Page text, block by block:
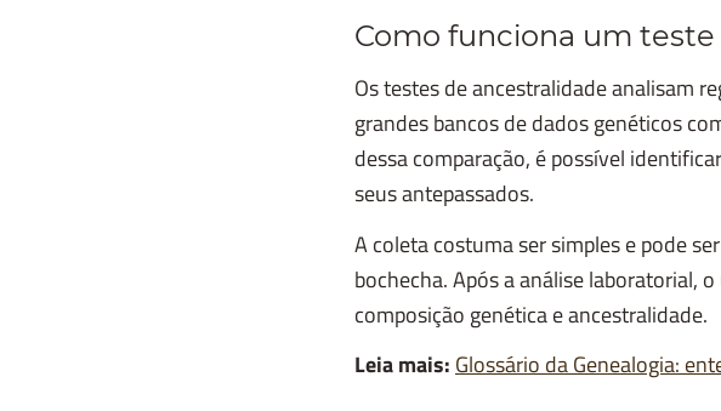
Como funciona um
Os testes de ancestralidade analisam
grandes bancos de dados genéticos
dessa comparação, é possível
seus antepassados.
A coleta costuma ser simples e pode
bochecha. Após a análise laboratorial,
composição genética e ancestralidade.
Leia mais:Glossário da Genealogia: